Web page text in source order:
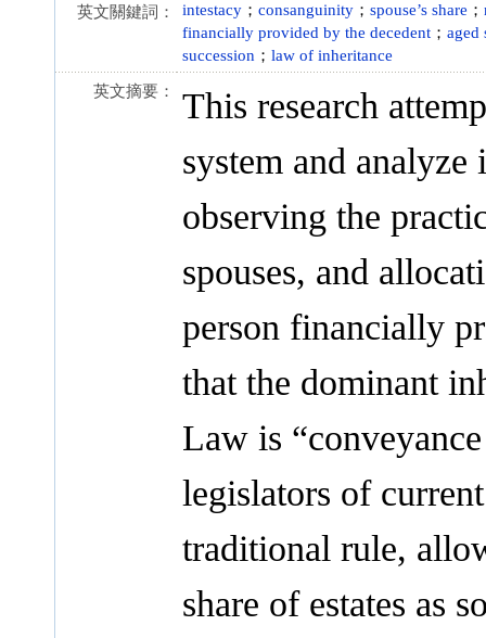
英文關鍵詞： intestacy ； consanguinity ； spouse’s share ；
financially provided by the decedent ； aged
succession ； law of inheritance
英文摘要：
This research
system and
observing the
spouses, and
person financially
that the dominant
Law is
legislators of
traditional rule,
share of estates as